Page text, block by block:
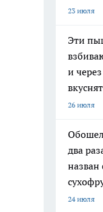
23 июля
Эти
и
26 июля
два
24 июля